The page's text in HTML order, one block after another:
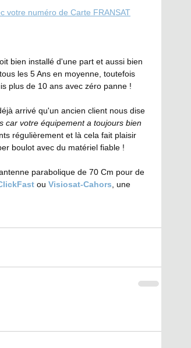
votre numéro de Carte FRANSAT
bien installé d'une part et aussi bien
les 5 Ans en moyenne, toutefois
plus de 10 ans avec zéro panne !
arrivé qu'un ancien client nous dise
car votre équipement a toujours bien
régulièrement et là cela fait plaisir
boulot avec du matériel fiable !
parabolique de 70 Cm pour de
ou Visiosat-Cahors , une